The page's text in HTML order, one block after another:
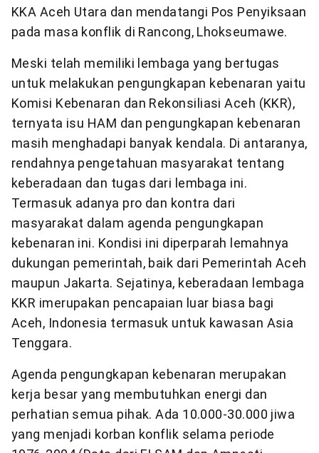
KKA Aceh Utara dan mendatangi Pos Penyiksaan
pada masa konflik di Rancong, Lhokseumawe.
Meski telah memiliki lembaga yang bertugas
untuk melakukan pengungkapan kebenaran yaitu
Komisi Kebenaran dan Rekonsiliasi Aceh (KKR),
ternyata isu HAM dan pengungkapan kebenaran
masih menghadapi banyak kendala. Di antaranya,
rendahnya pengetahuan masyarakat tentang
keberadaan dan tugas dari lembaga ini.
Termasuk adanya pro dan kontra dari
masyarakat dalam agenda pengungkapan
kebenaran ini. Kondisi ini diperparah lemahnya
dukungan pemerintah, baik dari Pemerintah Aceh
maupun Jakarta. Sejatinya, keberadaan lembaga
KKR imerupakan pencapaian luar biasa bagi
Aceh, Indonesia termasuk untuk kawasan Asia
Tenggara.
Agenda pengungkapan kebenaran merupakan
kerja besar yang membutuhkan energi dan
perhatian semua pihak. Ada 10.000-30.000 jiwa
yang menjadi korban konflik selama periode